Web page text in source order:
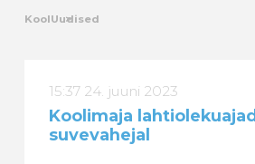
KoolUudised
15:37 24. juuni 2023
Koolimaja lahtiolekuajad
suvevahejal